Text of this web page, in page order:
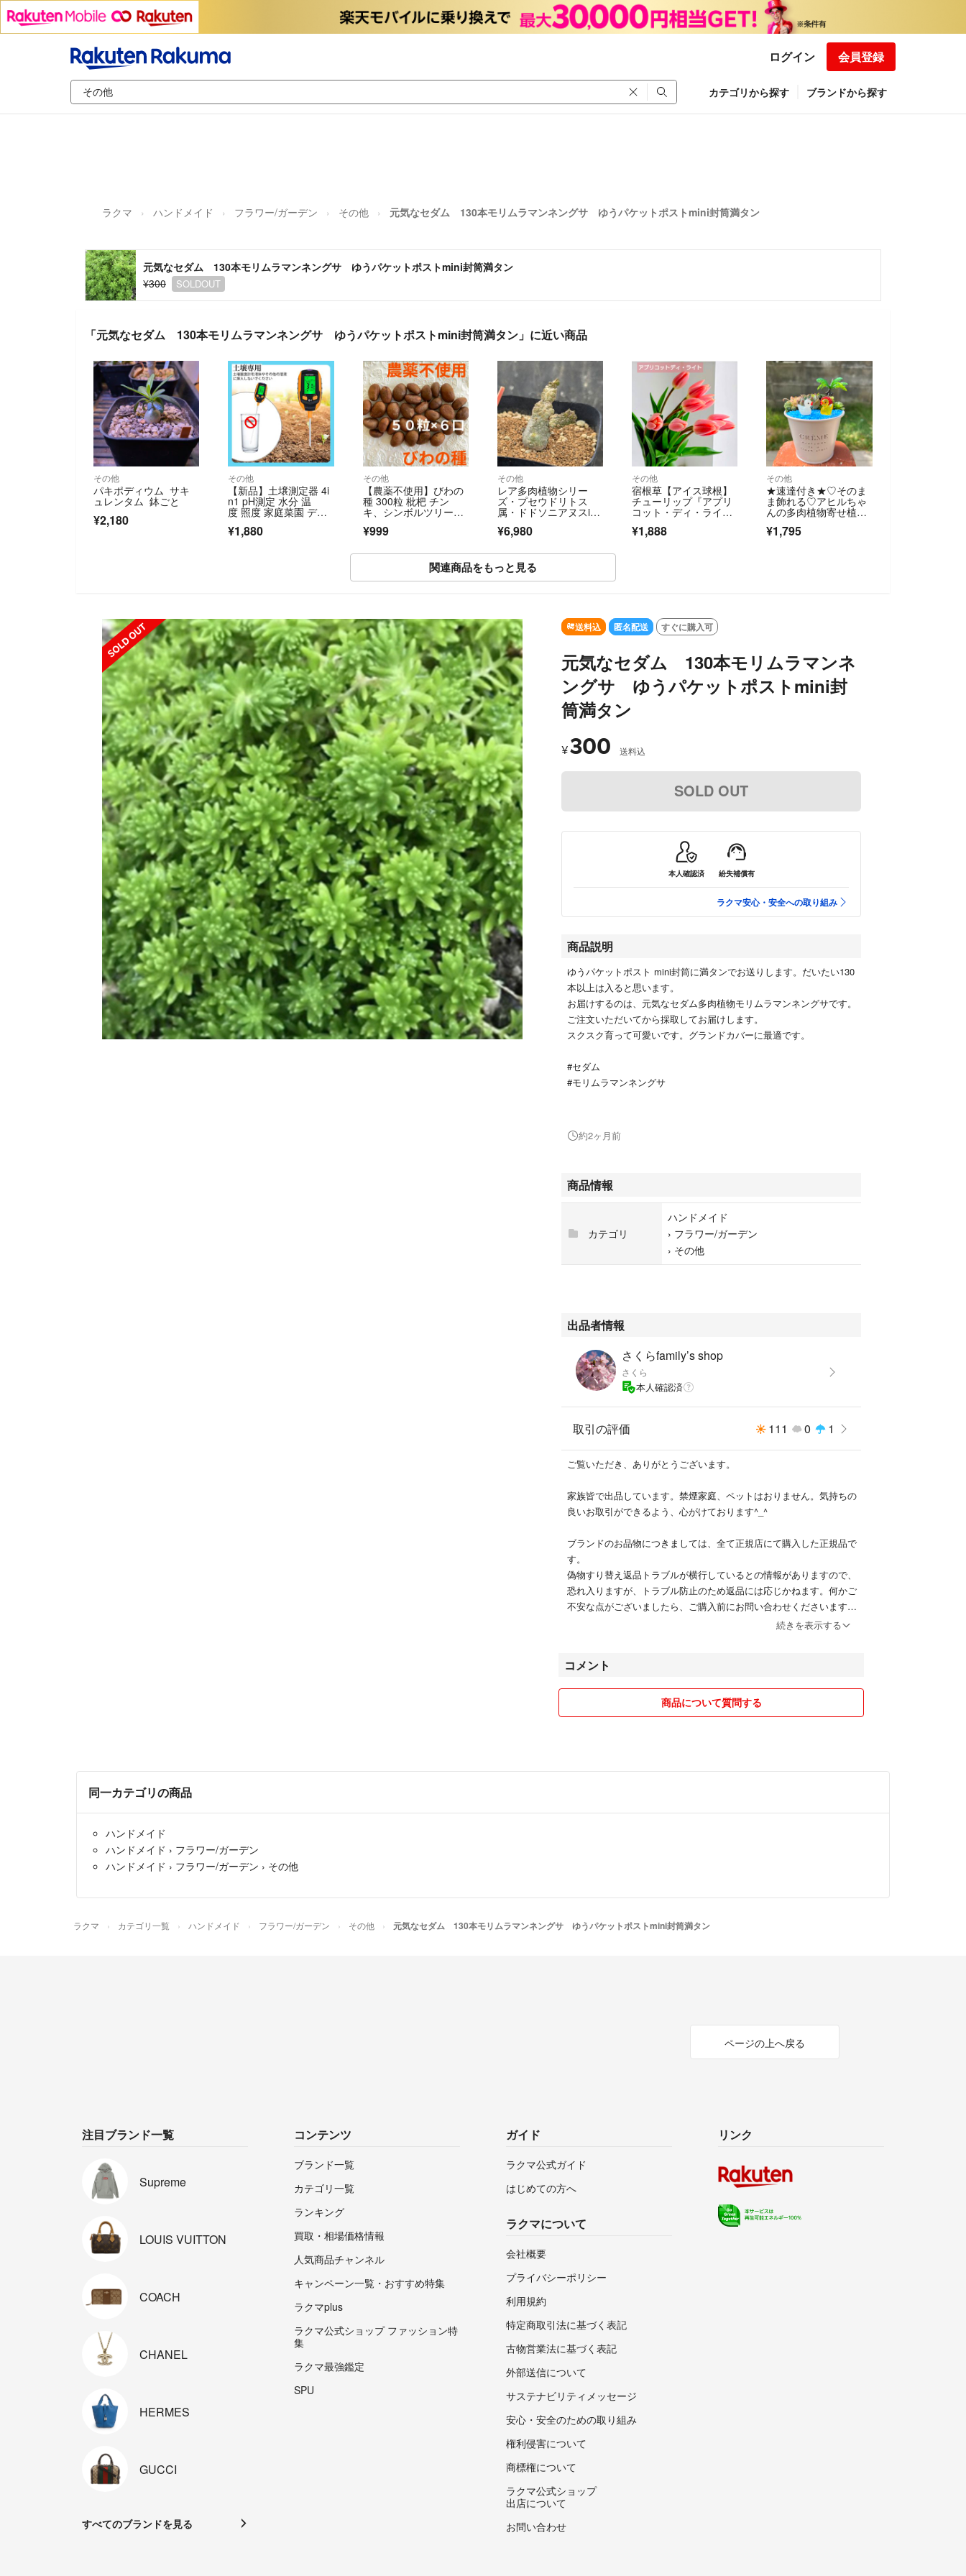
ログイン 会員登録
カテゴリから探す ブランドから探す
ラクマ ハンドメイド フラワー/ガーデン その他 元気なセダム 130本モリムラマンネングサ ゆうパケットポストmini封筒満タン
元気なセダム 130本モリムラマンネングサ ゆうパケットポストmini封筒満タン
¥300
SOLDOUT
「元気なセダム 130本モリムラマンネングサ ゆうパケットポストmini封筒満タン」に近い商品
その他
パキポディウム サキ
ュレンタム 鉢ごと
¥2,180
その他
【新品】土壌測定器 4i
n1 pH測定 水分 温
度 照度 家庭菜園 デジ
タル
¥1,880
その他
【農薬不使用】びわの
種 300粒 枇杷 チン
キ、シンボルツリー
に ＊❻
¥999
その他
レア多肉植物シリー
ズ・プセウドリトス
属・ドドソニアヌスin
わけけのお店
¥6,980
その他
宿根草【アイス球根】
チューリップ『アプリ
コット・ディ・ライ
ト』アプリ３球【コッ
トカラー グラデーショ
¥1,888
その他
★速達付き★♡そのま
ま飾れる♡アヒルちゃ
んの多肉植物寄せ植え
╰(*´︶`*)╯♡
¥1,795
関連商品をもっと見る
SOLD OUT 送料込 匿名配送 すぐに購入可
元気なセダム 130本モリムラマンネ
ングサ ゆうパケットポストmini封
筒満タン
¥300 送料込
SOLD OUT
本人確認済 紛失補償有
ラクマ安心・安全への取り組み
商品説明
ゆうパケットポスト mini封筒に満タンでお送りします。だいたい130
本以上は入ると思います。
お届けするのは、元気なセダム多肉植物モリムラマンネングサです。
ご注文いただいてから採取してお届けします。
スクスク育って可愛いです。グランドカバーに最適です。
#セダム
#モリムラマンネングサ
約2ヶ月前
商品情報
カテゴリ
ハンドメイド
› フラワー/ガーデン
› その他
出品者情報
さくらfamily’s shop
さくら
本人確認済
取引の評価 111 0 1
ご覧いただき、ありがとうございます。
家族皆で出品しています。禁煙家庭、ペットはおりません。気持ちの
良いお取引ができるよう、心がけております^_^
ブランドのお品物につきましては、全て正規店にて購入した正規品で
す。
偽物すり替え返品トラブルが横行しているとの情報がありますので、
恐れ入りますが、トラブル防止のため返品には応じかねます。何かご
不安な点がございましたら、ご購入前にお問い合わせくださいますよ
ございますので、何卒ご了承ください。ご購入を検討されている場合
は早めにお願いします🤲
なお、発送に際しましては、段ボールや箱のリサイクルもさせていた
続きを表示する
コメント
商品について質問する
同一カテゴリの商品
ハンドメイド
ハンドメイド › フラワー/ガーデン
ハンドメイド › フラワー/ガーデン › その他
ラクマ カテゴリ一覧 ハンドメイド フラワー/ガーデン その他 元気なセダム 130本モリムラマンネングサ ゆうパケットポストmini封筒満タン
ページの上へ戻る
注目ブランド一覧
Supreme
LOUIS VUITTON
COACH
CHANEL
HERMES
GUCCI
すべてのブランドを見る
コンテンツ
ブランド一覧
カテゴリ一覧
ランキング
買取・相場価格情報
人気商品チャンネル
キャンペーン一覧・おすすめ特集
ラクマplus
ラクマ公式ショップ ファッション特
集
ラクマ最強鑑定
SPU
ガイド
ラクマ公式ガイド
はじめての方へ
ラクマについて
会社概要
プライバシーポリシー
利用規約
特定商取引法に基づく表記
古物営業法に基づく表記
外部送信について
サステナビリティメッセージ
安心・安全のための取り組み
権利侵害について
商標権について
ラクマ公式ショップ
出店について
お問い合わせ
リンク